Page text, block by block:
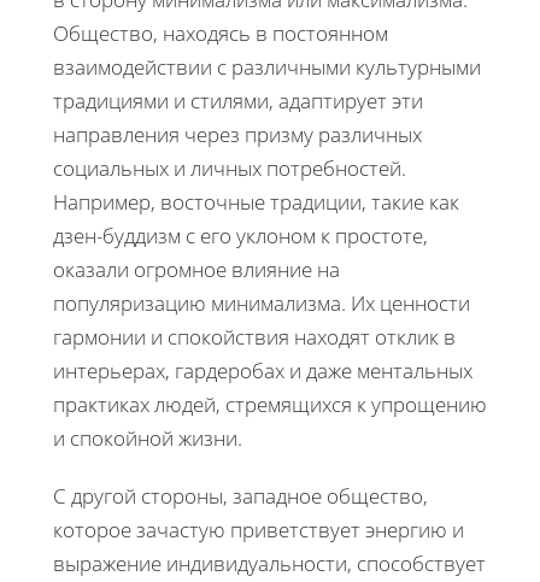
Общество, находясь в постоянном
взаимодействии с различными культурными
традициями и стилями, адаптирует эти
направления через призму различных
социальных и личных потребностей.
Например, восточные традиции, такие как
дзен-буддизм с его уклоном к простоте,
оказали огромное влияние на
популяризацию минимализма. Их ценности
гармонии и спокойствия находят отклик в
интерьерах, гардеробах и даже ментальных
практиках людей, стремящихся к упрощению
и спокойной жизни.
С другой стороны, западное общество,
которое зачастую приветствует энергию и
выражение индивидуальности, способствует